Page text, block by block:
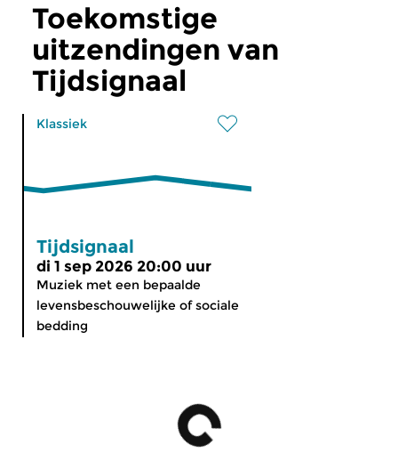
Toekomstige
uitzendingen van
Tijdsignaal
Klassiek
Tijdsignaal
di 1 sep 2026 20:00 uur
Muziek met een bepaalde
levensbeschouwelijke of sociale
bedding